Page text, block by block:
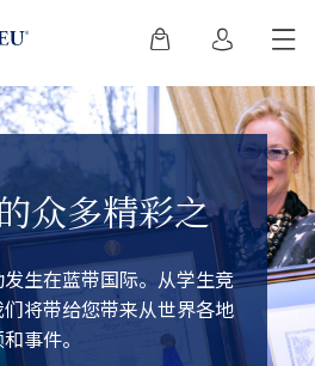
众多精彩之
生在蓝带国际。从学生竞
将带给您带来从世界各地
事件。